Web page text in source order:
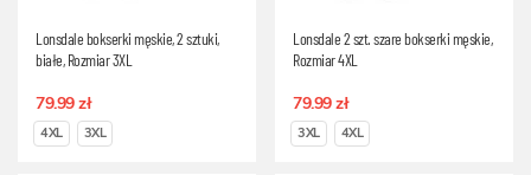
Lonsdale bokserki męskie, 2 sztuki,
białe, Rozmiar 3XL
79.99 zł
4XL 3XL
Lonsdale 2 szt. szare bokserki męskie,
Rozmiar 4XL
79.99 zł
3XL 4XL